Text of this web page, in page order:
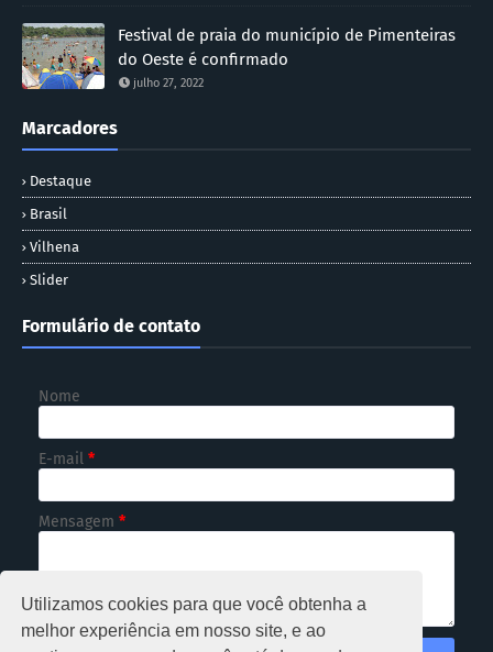
Utilizamos cookies para que você obtenha a
melhor experiência em nosso site, e ao
Festival de praia do município de Pimenteiras
do Oeste é confirmado
julho 27, 2022
Marcadores
Destaque
Brasil
Vilhena
Slider
Formulário de contato
Nome
E-mail *
Mensagem *